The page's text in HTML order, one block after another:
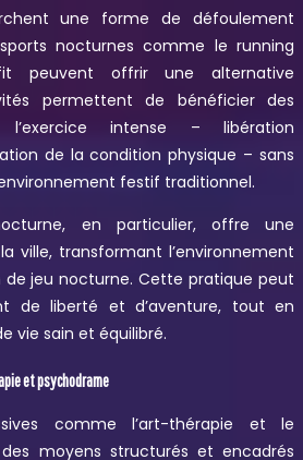
une forme de défoulement
nocturnes comme le running
peuvent offrir une alternative
permettent de bénéficier des
intense – libération
de la condition physique – sans
festif traditionnel.
en particulier, offre une
ville, transformant l’environnement
jeu nocturne. Cette pratique peut
de liberté et d’aventure, tout en
vie sain et équilibré.
et psychodrame
comme l’art-thérapie et le
moyens structurés et encadrés